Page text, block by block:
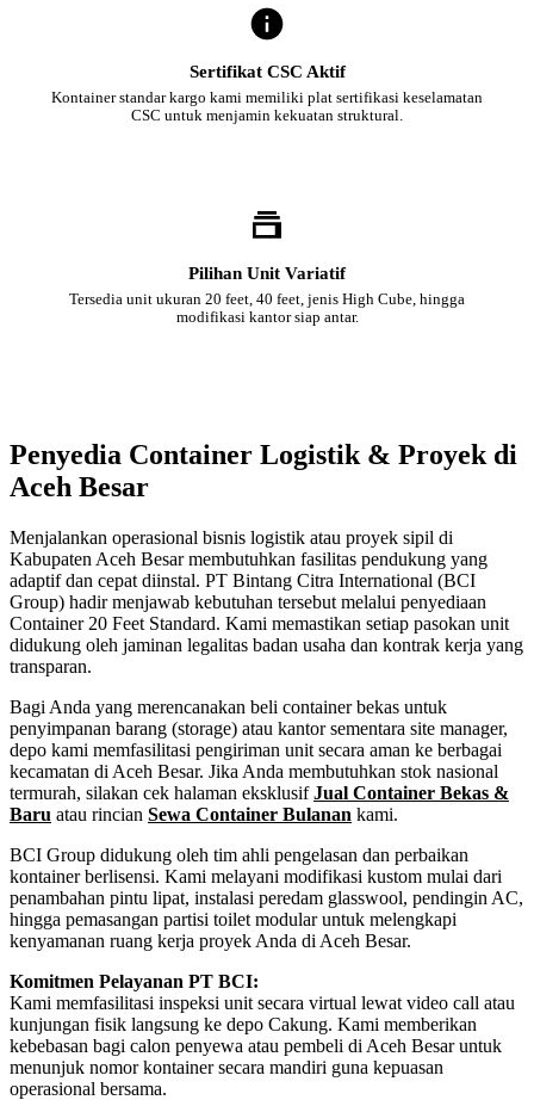
Sertifikat CSC Aktif
Kontainer standar kargo kami memiliki plat sertifikasi keselamatan
CSC untuk menjamin kekuatan struktural.
Pilihan Unit Variatif
Tersedia unit ukuran 20 feet, 40 feet, jenis High Cube, hingga
modifikasi kantor siap antar.
Penyedia Container Logistik & Proyek di
Aceh Besar
Menjalankan operasional bisnis logistik atau proyek sipil di
Kabupaten Aceh Besar membutuhkan fasilitas pendukung yang
adaptif dan cepat diinstal. PT Bintang Citra International (BCI
Group) hadir menjawab kebutuhan tersebut melalui penyediaan
Container 20 Feet Standard. Kami memastikan setiap pasokan unit
didukung oleh jaminan legalitas badan usaha dan kontrak kerja yang
transparan.
Bagi Anda yang merencanakan beli container bekas untuk
penyimpanan barang (storage) atau kantor sementara site manager,
depo kami memfasilitasi pengiriman unit secara aman ke berbagai
kecamatan di Aceh Besar. Jika Anda membutuhkan stok nasional
termurah, silakan cek halaman eksklusifJual Container Bekas &
Baru atau rincian Sewa Container Bulanan kami.
BCI Group didukung oleh tim ahli pengelasan dan perbaikan
kontainer berlisensi. Kami melayani modifikasi kustom mulai dari
penambahan pintu lipat, instalasi peredam glasswool, pendingin AC,
hingga pemasangan partisi toilet modular untuk melengkapi
kenyamanan ruang kerja proyek Anda di Aceh Besar.
Komitmen Pelayanan PT BCI:
Kami memfasilitasi inspeksi unit secara virtual lewat video call atau
kunjungan fisik langsung ke depo Cakung. Kami memberikan
kebebasan bagi calon penyewa atau pembeli di Aceh Besar untuk
menunjuk nomor kontainer secara mandiri guna kepuasan
operasional bersama.